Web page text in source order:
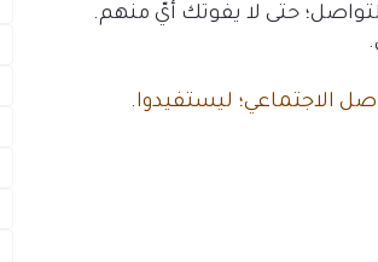
حتى لا يفوتك أيّ منهم.
الاجتماعي؛ ليستفيدوا.